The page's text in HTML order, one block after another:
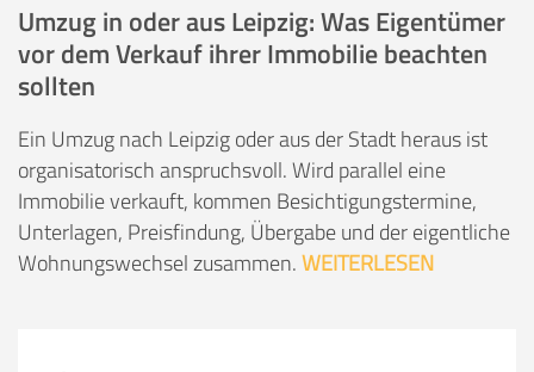
Umzug in oder aus Leipzig: Was Eigentümer
vor dem Verkauf ihrer Immobilie beachten
sollten
Ein Umzug nach Leipzig oder aus der Stadt heraus ist
organisatorisch anspruchsvoll. Wird parallel eine
Immobilie verkauft, kommen Besichtigungstermine,
Unterlagen, Preisfindung, Übergabe und der eigentliche
Wohnungswechsel zusammen.WEITERLESEN